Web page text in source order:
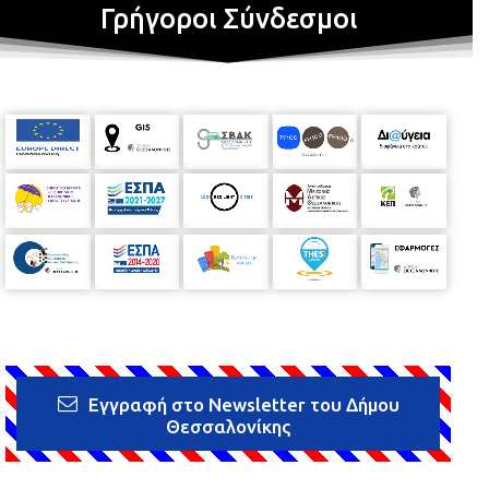
Γρήγοροι Σύνδεσμοι
Εγγραφή στο Newsletter του Δήμου
Θεσσαλονίκης